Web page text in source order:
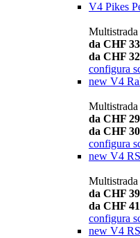
V4 Pikes
da CHF
da CHF
configura
new V4
da CHF
da CHF
configura
new V4 RS
da CHF
da CHF
configura
new V4